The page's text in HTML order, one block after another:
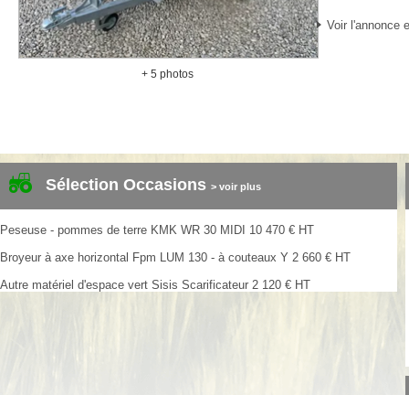
+ 5 photos
Voir l'annonce
Sélection Occasions > voir plus
Peseuse - pommes de terre KMK WR 30 MIDI 10 470 € HT
Broyeur à axe horizontal Fpm LUM 130 - à couteaux Y 2 660 € HT
Autre matériel d'espace vert Sisis Scarificateur 2 120 € HT